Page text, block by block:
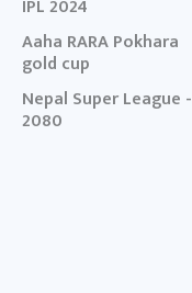
IPL 2024
Aaha RARA Pokhara
gold cup
Nepal Super League -
2080